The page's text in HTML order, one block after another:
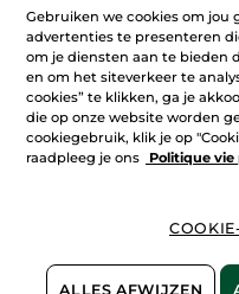
IN
WINKELMANDJE
Gebruiken we cookies om jou
advertenties te presenteren
om je diensten aan te bieden
en om het siteverkeer te
cookies” te klikken, ga je
die op onze website worden
cookiegebruik, klik je op
raadpleeg je ons
Politique vie
ALLES AFWIJZEN